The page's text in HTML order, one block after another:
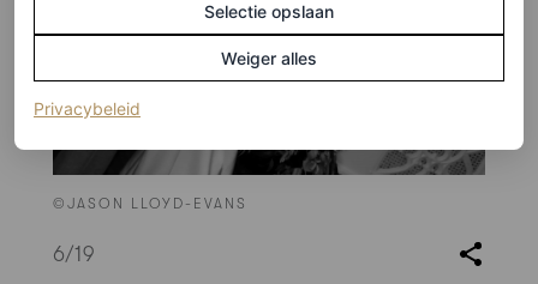
©JASON LLOYD-EVANS
6/19
Selectie opslaan
Weiger alles
Privacybeleid